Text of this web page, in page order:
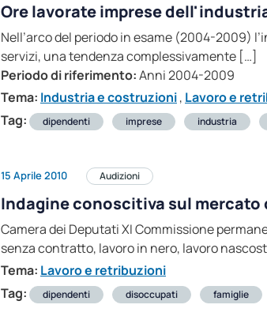
Ore lavorate imprese
Nell’arco del periodo in esame (2004-2009)
servizi, una tendenza complessivamente […]
Periodo di riferimento:Anni 2004-2009
Tema: Industria e costruzioni, Lavoro e
Tag:
dipendenti imprese industria
15 Aprile 2010 Audizioni
Indagine conoscitiva sul mercato
Camera dei Deputati XI Commissione
senza contratto, lavoro in nero, lavoro
Tema: Lavoro e retribuzioni
Tag:
dipendenti disoccupati famiglie